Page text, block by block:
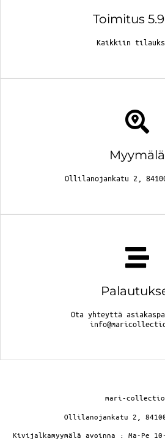
Toimitus
Kaikkiin
Myymälä
Ollilanojankatu 2,
Ota yhteyttä
mari-
Ollilanojankatu 2,
Kivijalkamyymälä avoinna : Ma-Pe